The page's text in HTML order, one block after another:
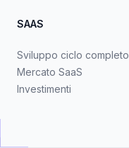
SAAS
Sviluppo ciclo completo
Mercato SaaS
Investimenti